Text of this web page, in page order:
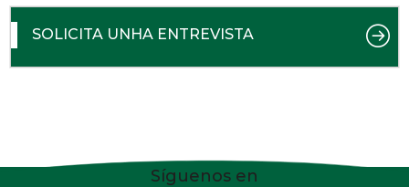
SOLICITA UNHA ENTREVISTA
Síguenos en